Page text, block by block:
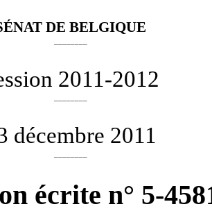
DE BELGIQUE
2011-2012
décembre 2011
écrite n° 5-